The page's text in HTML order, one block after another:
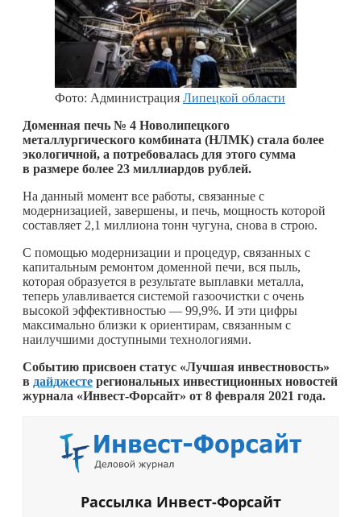
Фото: Администрация Липецкой области
Доменная печь № 4 Новолипецкого
металлургического комбината (НЛМК) стала более
экологичной, а потребовалась для этого сумма
в размере более 23 миллиардов рублей.
На данный момент все работы, связанные с
модернизацией, завершены, и печь, мощность которой
составляет 2,1 миллиона тонн чугуна, снова в строю.
С помощью модернизации и процедур, связанных с
капитальным ремонтом доменной печи, вся пыль,
которая образуется в результате выплавки металла,
теперь улавливается системой газоочистки с очень
высокой эффективностью — 99,9%. И эти цифры
максимально близки к ориентирам, связанным с
наилучшими доступными технологиями.
Событию присвоен статус «Лучшая инвестновость»
в дайджесте региональных инвестиционных новостей
журнала «Инвест-Форсайт» от 8 февраля 2021 года.
Рассылка Инвест-Форсайт